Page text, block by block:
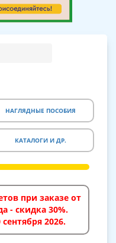
НАГЛЯДНЫЕ ПОСОБИЯ
КАТАЛОГИ И ДР.
при заказе от
- скидка 30%.
2026.